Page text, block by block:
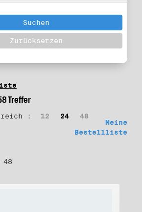
Treffer
: 12 24
48
Meine
Bestellliste